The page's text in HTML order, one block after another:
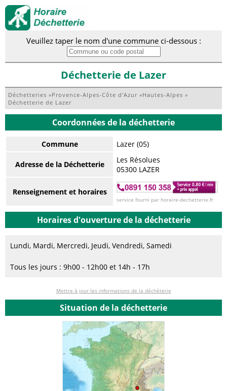
Veuillez taper le nom d'une commune ci-dessous :
Déchetterie de Lazer
Déchetteries »Provence-Alpes-Côte d'Azur »Hautes-Alpes »
Déchetterie de Lazer
Coordonnées de la déchetterie
Commune Lazer (05)
Adresse de la Déchetterie
Les Résolues
05300 LAZER
Renseignement et horaires
service fourni par horaire-dechetterie.fr
Horaires d'ouverture de la déchetterie
Lundi, Mardi, Mercredi, Jeudi, Vendredi, Samedi
Tous les jours : 9h00 - 12h00 et 14h - 17h
Mettre à jour les informations de la déchèterie
Situation de la déchetterie